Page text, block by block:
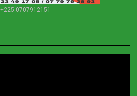
+225 0707912151